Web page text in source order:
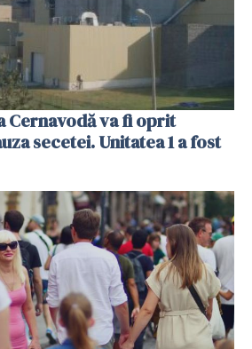
Cernavodă va fi oprit
secetei. Unitatea 1 a fost